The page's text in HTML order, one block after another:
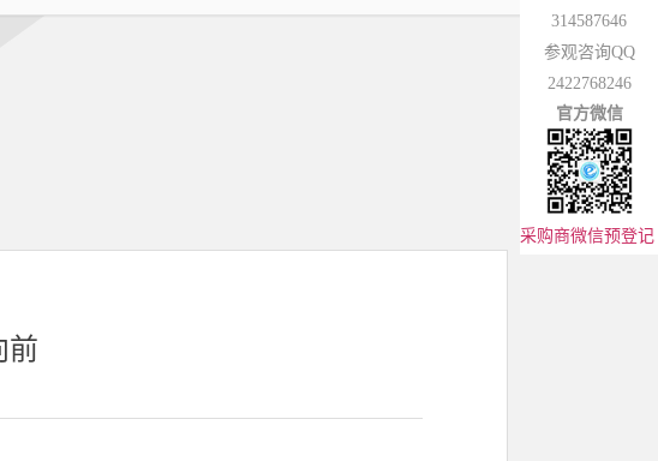
前
314587646
参观咨询QQ
2422768246
官方微信
采购商微信预登记